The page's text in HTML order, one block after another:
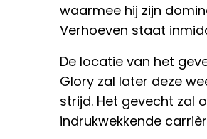
waarmee hij zijn
Verhoeven staat
De locatie van het
Glory zal later deze
strijd. Het gevecht zal
indrukwekkende